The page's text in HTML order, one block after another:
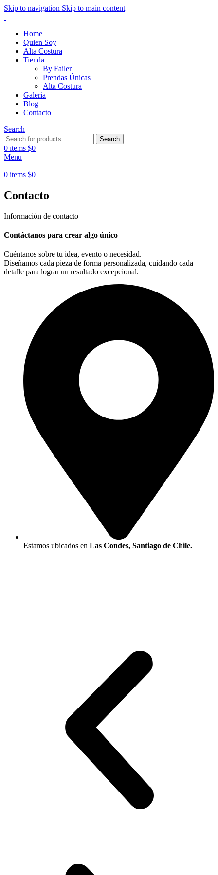
Skip to navigation Skip to main content
Home
Quien Soy
Alta Costura
Tienda
By Failer
Prendas Únicas
Alta Costura
Galeria
Blog
Contacto
Search
Search
0 items $0
Menu
0 items $0
Contacto
Información de contacto
Contáctanos para crear algo único
Cuéntanos sobre tu idea, evento o necesidad.
Diseñamos cada pieza de forma personalizada, cuidando cada
detalle para lograr un resultado excepcional.
Estamos ubicados en Las Condes, Santiago de Chile.